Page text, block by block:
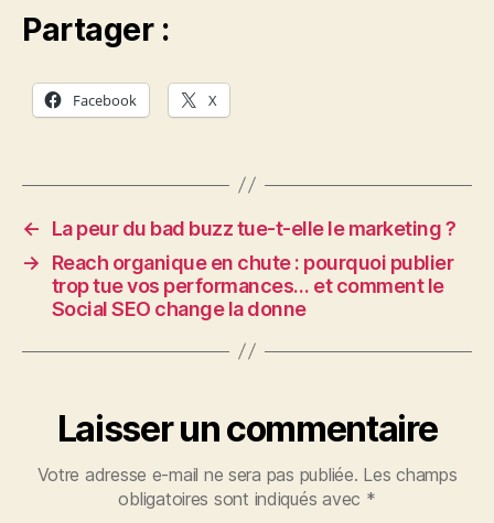
Partager :
Facebook X
←
La peur du bad buzz tue-t-elle le marketing ?
→
Reach organique en chute : pourquoi publier
trop tue vos performances… et comment le
Social SEO change la donne
Laisser un commentaire
Votre adresse e-mail ne sera pas publiée. Les champs
obligatoires sont indiqués avec *